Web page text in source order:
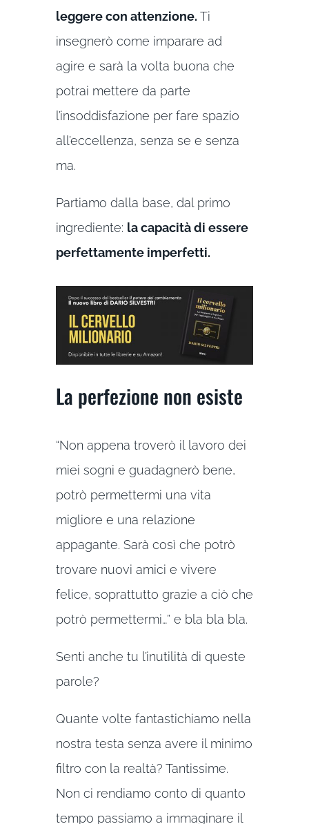
leggere con attenzione. Ti
insegnerò come imparare ad
agire e sarà la volta buona che
potrai mettere da parte
l’insoddisfazione per fare spazio
all’eccellenza, senza se e senza
ma.
Partiamo dalla base, dal primo
ingrediente: la capacità di essere
perfettamente imperfetti.
La perfezione non esiste
“Non appena troverò il lavoro dei
miei sogni e guadagnerò bene,
potrò permettermi una vita
migliore e una relazione
appagante. Sarà così che potrò
trovare nuovi amici e vivere
felice, soprattutto grazie a ciò che
potrò permettermi…” e bla bla bla.
Senti anche tu l’inutilità di queste
parole?
Quante volte fantastichiamo nella
nostra testa senza avere il minimo
filtro con la realtà? Tantissime.
Non ci rendiamo conto di quanto
tempo passiamo a immaginare il